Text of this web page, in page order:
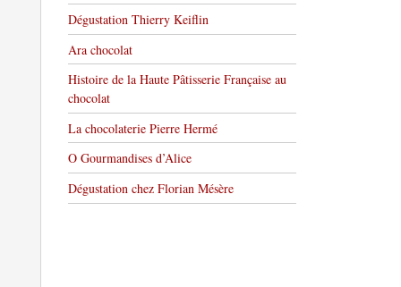
Dégustation Thierry Keiflin
Ara chocolat
Histoire de la Haute Pâtisserie Française au
chocolat
La chocolaterie Pierre Hermé
O Gourmandises d’Alice
Dégustation chez Florian Mésère